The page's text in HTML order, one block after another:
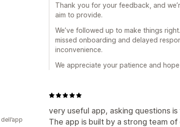
Thank you for your feedback, and
aim to provide.
We’ve followed up to make things
missed onboarding and delayed
inconvenience.
We appreciate your patience and
very useful app, asking questions
The app is built by a strong team